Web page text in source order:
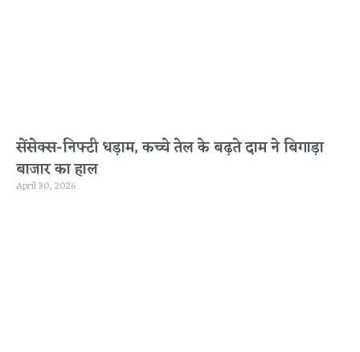
सेंसेक्स-निफ्टी धड़ाम, कच्चे तेल के बढ़ते दाम ने बिगाड़ा
बाजार का हाल
April 30, 2026